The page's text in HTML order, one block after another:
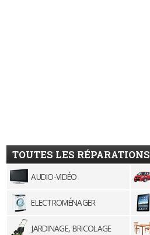
TOUTES LES RÉPARATIONS
AUDIO-VIDÉO
ELECTROMÉNAGER
JARDINAGE, BRICOLAGE